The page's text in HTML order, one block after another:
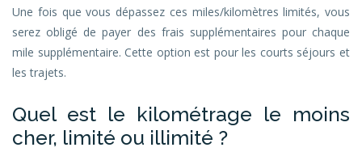
Une fois que vous dépassez ces miles/kilomètres limités, vous
serez obligé de payer des frais supplémentaires pour chaque
mile supplémentaire. Cette option est pour les courts séjours et
les trajets.
Quel est le kilométrage le moins
cher, limité ou illimité ?